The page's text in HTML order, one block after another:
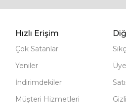
Hızlı Erişim
Çok Satanlar
Yeniler
İndirimdekiler
Müşteri Hizmetleri